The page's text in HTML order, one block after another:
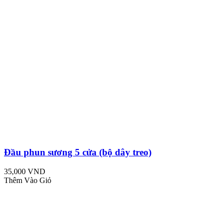
Đầu phun sương 5 cửa (bộ dây treo)
35,000 VND
Thêm Vào Giỏ